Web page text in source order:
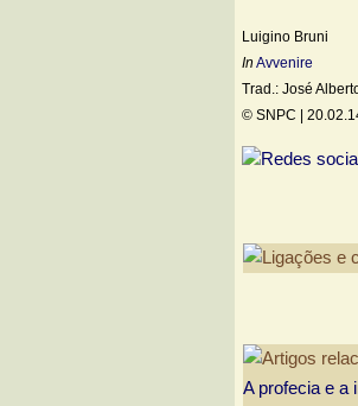
Luigino Bruni
In Avvenire
Trad.: José
© SNPC |
A profecia e a